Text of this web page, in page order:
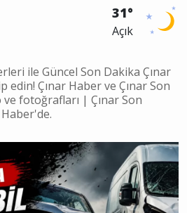
31°
Açık
ile Güncel Son Dakika Çınar
edin! Çınar Haber ve Çınar Son
fotoğrafları | Çınar Son